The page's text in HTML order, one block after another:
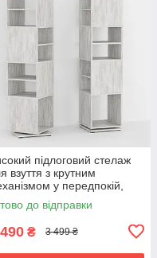
підлоговий стелаж
взуття з крутним
у передпокій,
полиця для дому на
до відправки
₴ 3 499 ₴